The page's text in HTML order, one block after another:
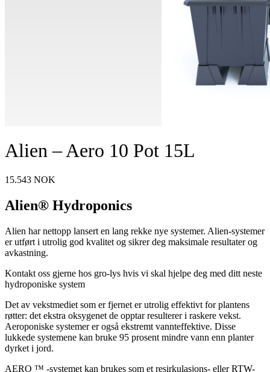
Alien – Aero 10 Pot 15L
15.543 NOK
Alien® Hydroponics
Alien har nettopp lansert en lang rekke nye systemer. Alien-systemer
er utført i utrolig god kvalitet og sikrer deg maksimale resultater og
avkastning.
Kontakt oss gjerne hos gro-lys hvis vi skal hjelpe deg med ditt neste
hydroponiske system
Det av vekstmediet som er fjernet er utrolig effektivt for plantens
røtter: det ekstra oksygenet de opptar resulterer i raskere vekst.
Aeroponiske systemer er også ekstremt vannteffektive. Disse
lukkede systemene kan bruke 95 prosent mindre vann enn planter
dyrket i jord.
AERO ™ -systemet kan brukes som et resirkulasjons- eller RTW-